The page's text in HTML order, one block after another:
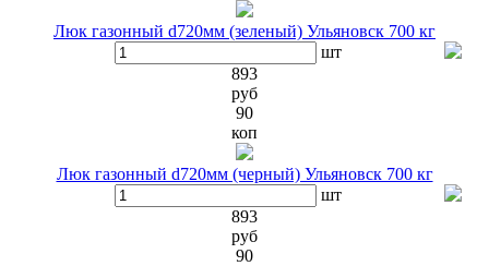
Люк газонный d720мм (зеленый) Ульяновск 700 кг
шт
893
руб
90
коп
Люк газонный d720мм (черный) Ульяновск 700 кг
шт
893
руб
90